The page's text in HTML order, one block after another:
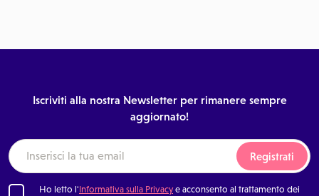
Iscriviti alla nostra Newsletter per rimanere sempre
aggiornato!
Registrati
Ho letto l'Informativa sulla Privacye acconsento al trattamento dei